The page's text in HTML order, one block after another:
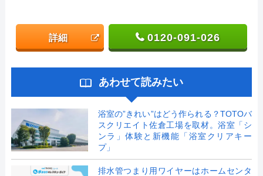
詳細 0120-091-026
あわせて読みたい
浴室の”きれい”はどう作られる？TOTOバ
スクリエイト佐倉工場を取材。浴室「シ
ンラ」体験と新機能「浴室クリアキー
プ」
排水管つまり用ワイヤーはホームセンタ